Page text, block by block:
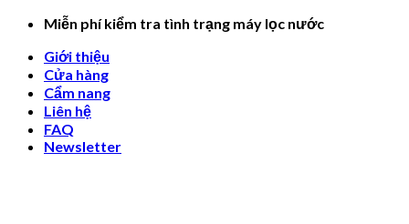
Skip
content
Miễn phí kiểm tra tình trạng máy lọc nước
Giới thiệu
Cửa hàng
Cẩm nang
Liên hệ
FAQ
Newsletter